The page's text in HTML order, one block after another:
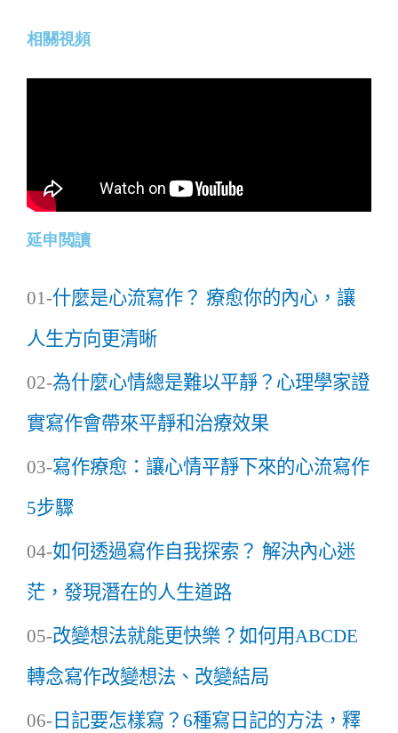
相關視頻
延申閲讀
01-什麼是心流寫作？ 療愈你的內心，讓
人生方向更清晰
02-為什麼心情總是難以平靜？心理學家證
實寫作會帶來平靜和治療效果
03-寫作療愈：讓心情平靜下來的心流寫作
5步驟
04-如何透過寫作自我探索？ 解決內心迷
茫，發現潛在的人生道路
05-改變想法就能更快樂？如何用ABCDE
轉念寫作改變想法、改變結局
06- 日記要怎樣寫？ 6種寫日記的方法，釋